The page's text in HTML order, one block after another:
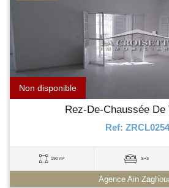
Non disponible
Rez-De-Chaussée De
Ref: ZRCL0254
190 m² S+3
Agence Ain